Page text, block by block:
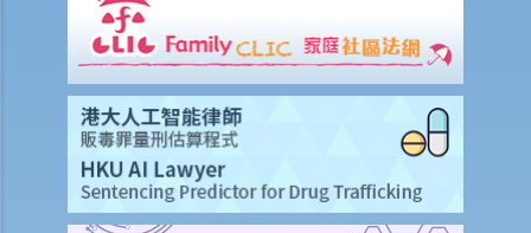
1. 甚么是财务中介？
2. 不良财务中介公司的行骗手法
3. 进一步资料及投诉
收数公司
1. 什么是收数公司？